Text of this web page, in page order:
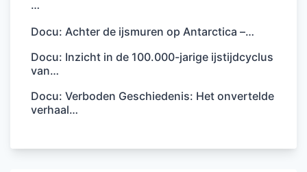
…
Docu: Achter de ijsmuren op Antarctica –…
Docu: Inzicht in de 100.000-jarige ijstijdcyclus
van…
Docu: Verboden Geschiedenis: Het onvertelde
verhaal…